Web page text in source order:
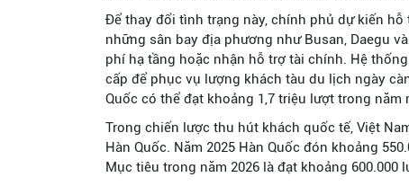
Để thay đổi tình trạng này, chính phủ dự kiến
những sân bay địa phương như Busan, Daegu
phí hạ tầng hoặc nhận hỗ trợ tài chính. Hệ
cấp để phục vụ lượng khách tàu du lịch ngày
Quốc có thể đạt khoảng 1,7 triệu lượt trong năm
Trong chiến lược thu hút khách quốc tế, Việt
Hàn Quốc. Năm 2025 Hàn Quốc đón khoảng
Mục tiêu trong năm 2026 là đạt khoảng